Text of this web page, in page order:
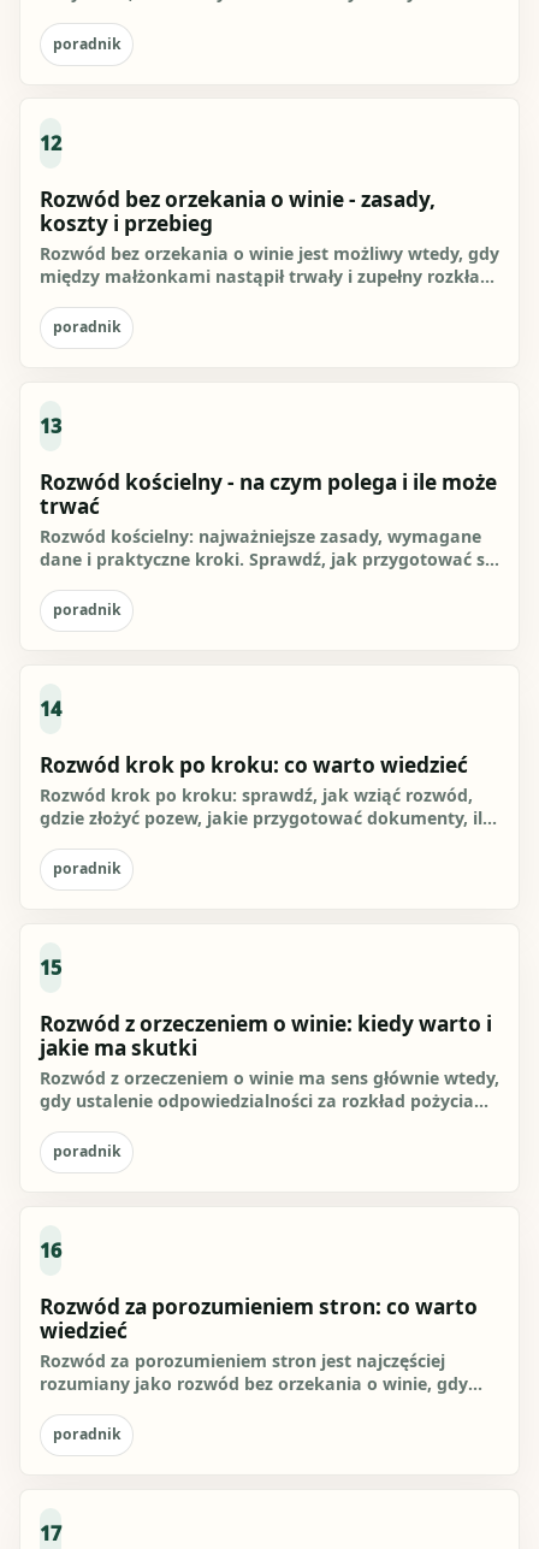
poradnik
12
Rozwód bez orzekania o winie - zasady,
koszty i przebieg
Rozwód bez orzekania o winie jest możliwy wtedy, gdy
między małżonkami nastąpił trwały i zupełny rozkład
poradnik
13
Rozwód kościelny - na czym polega i ile może
trwać
Rozwód kościelny: najważniejsze zasady, wymagane
dane i praktyczne kroki. Sprawdź, jak przygotować się
poradnik
14
Rozwód krok po kroku: co warto wiedzieć
Rozwód krok po kroku: sprawdź, jak wziąć rozwód,
gdzie złożyć pozew, jakie przygotować dokumenty, ile
poradnik
15
Rozwód z orzeczeniem o winie: kiedy warto i
jakie ma skutki
Rozwód z orzeczeniem o winie ma sens głównie wtedy,
gdy ustalenie odpowiedzialności za rozkład pożycia
poradnik
16
Rozwód za porozumieniem stron: co warto
wiedzieć
Rozwód za porozumieniem stron jest najczęściej
rozumiany jako rozwód bez orzekania o winie, gdy
poradnik
17